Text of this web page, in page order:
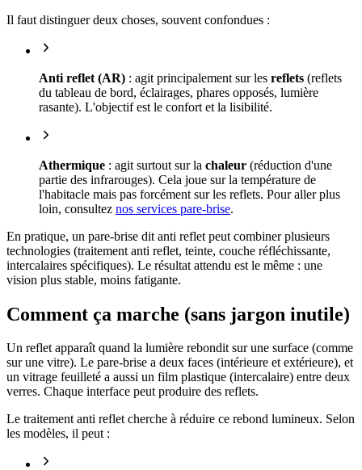
Il faut distinguer deux choses, souvent confondues :
Anti reflet (AR) : agit principalement sur les reflets (reflets
du tableau de bord, éclairages, phares opposés, lumière
rasante). L'objectif est le confort et la lisibilité.
Athermique : agit surtout sur la chaleur (réduction d'une
partie des infrarouges). Cela joue sur la température de
l'habitacle mais pas forcément sur les reflets. Pour aller plus
loin, consultez nos services pare-brise.
En pratique, un pare-brise dit anti reflet peut combiner plusieurs
technologies (traitement anti reflet, teinte, couche réfléchissante,
intercalaires spécifiques). Le résultat attendu est le même : une
vision plus stable, moins fatigante.
Comment ça marche (sans jargon inutile)
Un reflet apparaît quand la lumière rebondit sur une surface (comme
sur une vitre). Le pare-brise a deux faces (intérieure et extérieure), et
un vitrage feuilleté a aussi un film plastique (intercalaire) entre deux
verres. Chaque interface peut produire des reflets.
Le traitement anti reflet cherche à réduire ce rebond lumineux. Selon
les modèles, il peut :